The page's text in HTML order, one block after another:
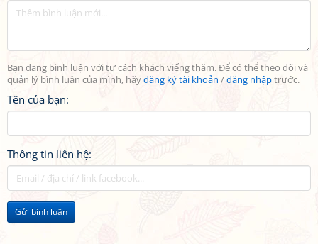
Bạn đang bình luận với tư cách khách viếng thăm. Để có thể theo dõi và
quản lý bình luận của mình, hãyđăng ký tài khoản /đăng nhậptrước.
Tên của bạn:
Thông tin liên hệ:
Gửi bình luận